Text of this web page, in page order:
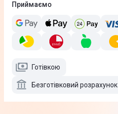
Приймаємо
Готівкою
Безготівковий розрахунок